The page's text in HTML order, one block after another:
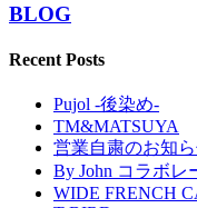
BLOG
Recent Posts
Pujol -後染め-
TM&MATSUYA
営業自粛のお知
By John コラボレ
WIDE FRENCH